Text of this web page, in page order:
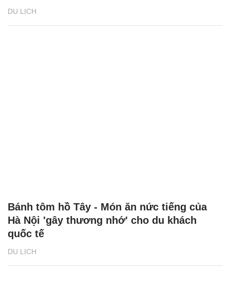
DU LỊCH
DU LỊCH
Bánh tôm hồ Tây - Món ăn nức tiếng của
Hà Nội 'gây thương nhớ' cho du khách
quốc tế